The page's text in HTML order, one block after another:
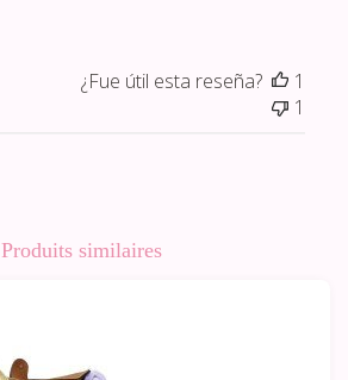
¿Fue útil esta reseña?
1
1
Produits similaires